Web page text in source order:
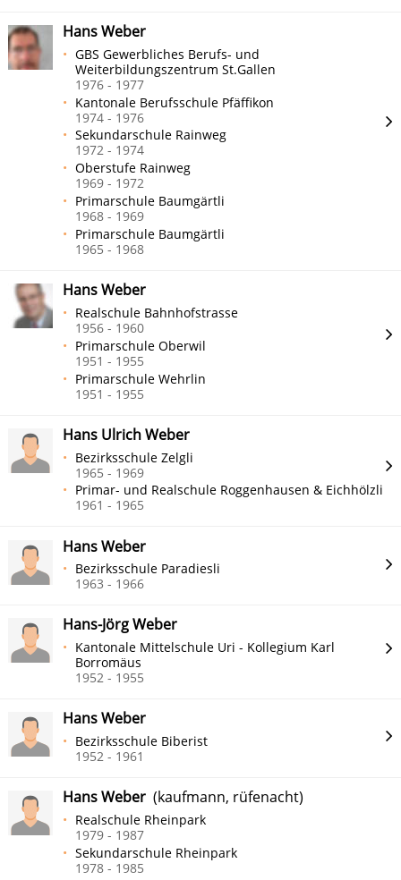
Hans Weber
GBS Gewerbliches Berufs- und
Weiterbildungszentrum St.Gallen
1976 - 1977
Kantonale Berufsschule Pfäffikon
1974 - 1976
Sekundarschule Rainweg
1972 - 1974
Oberstufe Rainweg
1969 - 1972
Primarschule Baumgärtli
1968 - 1969
Primarschule Baumgärtli
1965 - 1968
Hans Weber
Realschule Bahnhofstrasse
1956 - 1960
Primarschule Oberwil
1951 - 1955
Primarschule Wehrlin
1951 - 1955
Hans Ulrich Weber
Bezirksschule Zelgli
1965 - 1969
Primar- und Realschule Roggenhausen & Eichhölzli
1961 - 1965
Hans Weber
Bezirksschule Paradiesli
1963 - 1966
Hans-Jörg Weber
Kantonale Mittelschule Uri - Kollegium Karl
Borromäus
1952 - 1955
Hans Weber
Bezirksschule Biberist
1952 - 1961
Hans Weber (kaufmann, rüfenacht)
Realschule Rheinpark
1979 - 1987
Sekundarschule Rheinpark
1978 - 1985